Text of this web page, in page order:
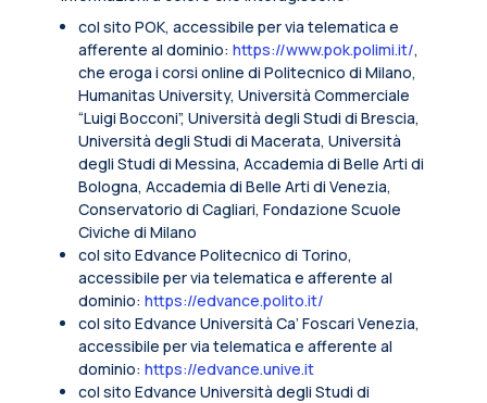
col sito POK, accessibile per via telematica e
afferente al dominio: https://www.pok.polimi.it/,
che eroga i corsi online di Politecnico di Milano,
Humanitas University, Università Commerciale
“Luigi Bocconi”, Università degli Studi di Brescia,
Università degli Studi di Macerata, Università
degli Studi di Messina, Accademia di Belle Arti di
Bologna, Accademia di Belle Arti di Venezia,
Conservatorio di Cagliari, Fondazione Scuole
Civiche di Milano
col sito Edvance Politecnico di Torino,
accessibile per via telematica e afferente al
dominio: https://edvance.polito.it/
col sito Edvance Università Ca’ Foscari Venezia,
accessibile per via telematica e afferente al
dominio: https://edvance.unive.it
col sito Edvance Università degli Studi di